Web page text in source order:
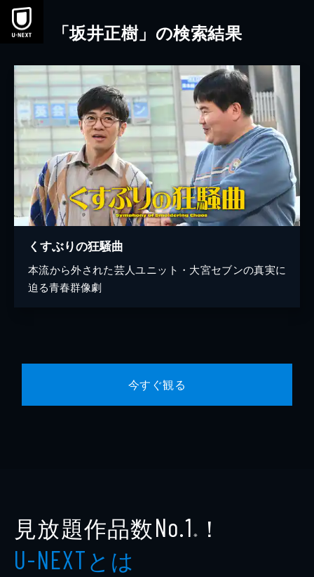
本文へスキップ
「坂井正樹」の検索結果
くすぶりの狂騒曲
本流から外された芸人ユニット・大宮セブンの真実に
迫る青春群像劇
今すぐ観る
見放題作品数No.1 ※ ！
U-NEXTとは